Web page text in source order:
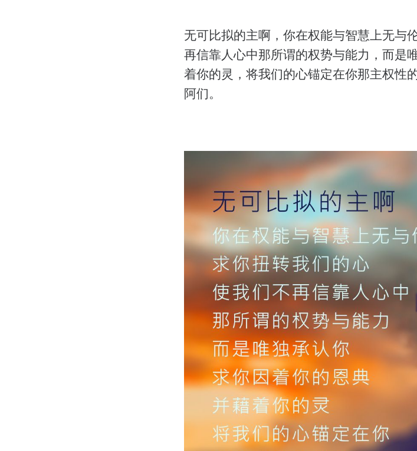
无可比拟的主啊，你在权能与智慧上无与
再信靠人心中那所谓的权势与能力，而是
着你的灵，将我们的心锚定在你那主权性
阿们。